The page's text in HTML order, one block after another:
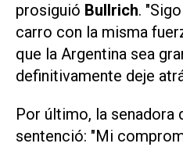
prosiguió Bullrich.
carro con la misma
que la Argentina sea
definitivamente deje
Por último, la senadora
sentenció: "Mi